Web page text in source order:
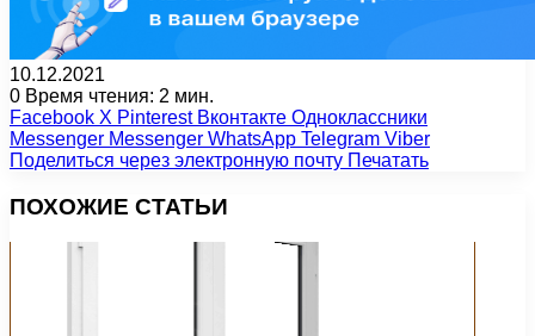
10.12.2021
0 Время чтения: 2 мин.
Facebook X Pinterest Вконтакте Одноклассники
Messenger Messenger WhatsApp Telegram Viber
Поделиться через электронную почту Печатать
ПОХОЖИЕ СТАТЬИ